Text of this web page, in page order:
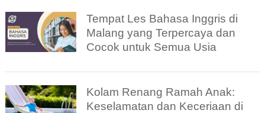
Tempat Les Bahasa Inggris di
Malang yang Terpercaya dan
Cocok untuk Semua Usia
Kolam Renang Ramah Anak:
Keselamatan dan Keceriaan di